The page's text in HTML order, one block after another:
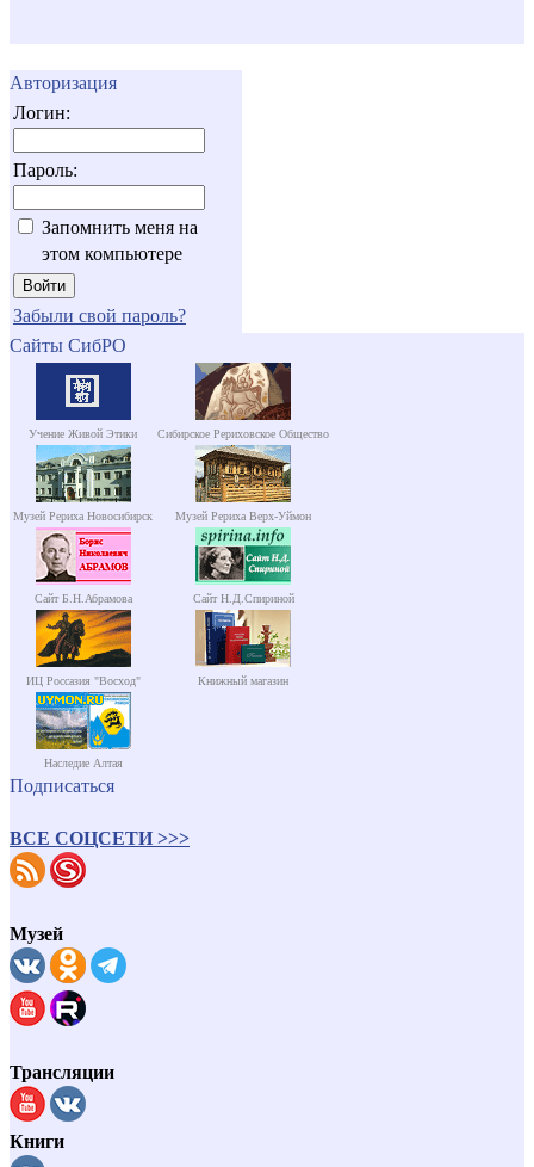
Авторизация
Логин:
Пароль:
Запомнить меня на
этом компьютере
Забыли свой пароль?
Сайты СибРО
Учение Живой Этики Сибирское Рериховское Общество
Музей Рериха Новосибирск Музей Рериха Верх-Уймон
Сайт Б.Н.Абрамова Сайт Н.Д.Спириной
ИЦ Россазия "Восход" Книжный магазин
Наследие Алтая
Подписаться
ВСЕ СОЦСЕТИ >>>
Музей
Трансляции
Книги